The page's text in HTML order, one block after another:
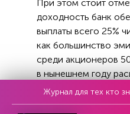
При этом стоит
доходность банк
выплаты всего 25%
как большинство
среди акционеров
в нынешнем году
200% чистой
Журнал для тех кто